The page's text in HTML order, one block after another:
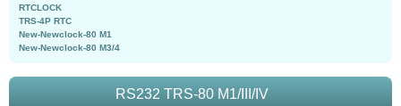
RTCLOCK
TRS-4P RTC
New-Newclock-80 M1
New-Newclock-80 M3/4
RS232 TRS-80 M1/III/IV